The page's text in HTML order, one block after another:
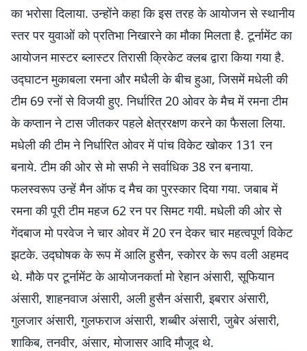
का भरोसा दिलाया. उन्होंने कहा कि इस तरह के आयोजन से स्थानीय
स्तर पर युवाओं को प्रतिभा निखारने का मौका मिलता है. टूर्नामेंट का
आयोजन मास्टर ब्लास्टर तिरासी क्रिकेट क्लब द्वारा किया गया है.
उद्घाटन मुकाबला रमना और मधैली के बीच हुआ, जिसमें मधेली की
टीम 69 रनों से विजयी हुए. निर्धारित 20 ओवर के मैच में रमना टीम
के कप्तान ने टास जीतकर पहले क्षेत्ररक्षण करने का फैसला लिया.
मधेली की टीम ने निर्धारित ओवर में पांच विकेट खोकर 131 रन
बनाये. टीम की ओर से मो सफी ने सर्वाधिक 38 रन बनाया.
फलस्वरूप उन्हें मैन ऑफ द मैच का पुरस्कार दिया गया. जबाब में
रमना की पूरी टीम महज 62 रन पर सिमट गयी. मधेली की ओर से
गेंदबाज मो परवेज ने चार ओवर में 20 रन देकर चार महत्वपूर्ण विकेट
झटके. उद्घोषक के रूप में आलि हुसैन, स्कोरर के रूप वली अहमद
थे. मौके पर टूर्नामेंट के आयोजनकर्ता मो रेहान अंसारी, सूफियान
अंसारी, शाहनवाज अंसारी, अली हुसैन अंसारी, इबरार अंसारी,
गुलजार अंसारी, गुलफराज अंसारी, शब्बीर अंसारी, जुबेर अंसारी,
शाकिब, तनवीर, अंसार, मोजासर आदि मौजूद थे.